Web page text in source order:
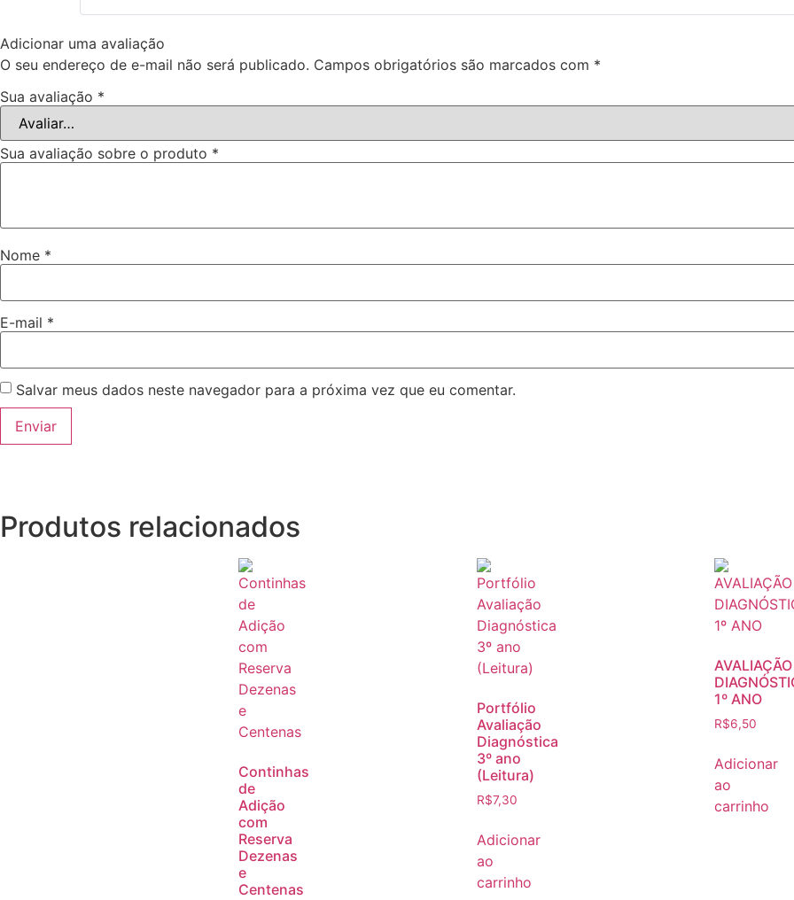
Adicionar uma avaliação
O seu endereço de e-mail não será publicado. Campos obrigatórios são marcados com *
Sua avaliação *
Sua avaliação sobre o produto *
Nome *
E-mail *
Salvar meus dados neste navegador para a próxima vez que eu comentar.
Produtos relacionados
Continhas
de
Adição
com
Reserva
Dezenas
e
Centenas
Portfólio
Avaliação
Diagnóstica
3º ano
(Leitura)
R$7,30
Adicionar
ao
carrinho
AVALIAÇÃO
1º ANO
R$6,50
Adicionar
ao
carrinho